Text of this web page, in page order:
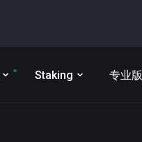
Staking 专业版